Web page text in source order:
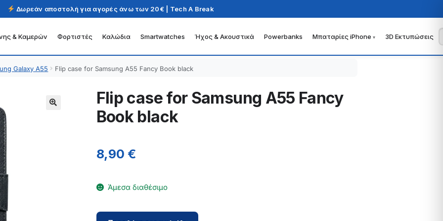
Δωρεάν αποστολή για αγορές άνω των 20€ | Tech A Break
& Καμερών Φορτιστές Καλώδια Smartwatches Ήχος & Ακουστικά Powerbanks Μπαταρίες iPhone 3D Εκτυπώσεις
Galaxy A55 Flip case for Samsung A55 Fancy Book black
Flip case for Samsung A55 Fancy
Book black
8,90 €
Άμεσα διαθέσιμο
Flip